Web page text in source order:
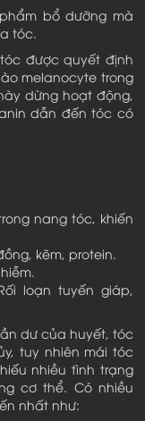
bổ dưỡng mà
tóc.
được quyết định
melanocyte trong
dừng hoạt động,
dẫn đến tóc có
nang tóc, khiến
kẽm, protein.
loạn tuyến giáp,
dư của huyết, tóc
tuy nhiên mái tóc
nhiều tình trạng
cơ thể. Có nhiều
nhất như: